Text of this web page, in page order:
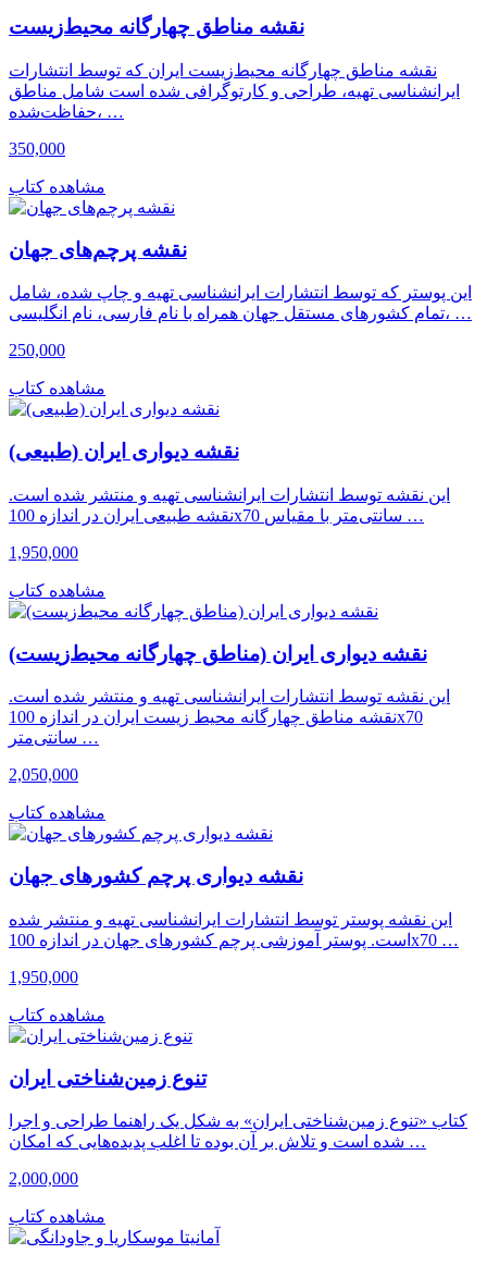
نقشه مناطق چهارگانه محیط‌زیست
نقشه مناطق چهارگانه محیط‌زیست ایران که توسط انتشارات
ایرانشناسی تهیه، طراحی و کارتوگرافی شده است شامل مناطق
حفاظت‌شده، …
350,000
مشاهده کتاب
نقشه پرچم‌های جهان
این پوستر که توسط انتشارات ایرانشناسی تهیه و چاپ شده، شامل
تمام کشورهای مستقل جهان همراه با نام فارسی، نام انگلیسی، …
250,000
مشاهده کتاب
نقشه دیواری ایران (طبیعی)
این نقشه توسط انتشارات ایرانشناسی تهیه و منتشر شده است.
نقشه طبیعی ایران در اندازه 100x70 سانتی‌متر با مقیاس …
1,950,000
مشاهده کتاب
نقشه دیواری ایران (مناطق چهارگانه محیط‌زیست)
این نقشه توسط انتشارات ایرانشناسی تهیه و منتشر شده است.
نقشه مناطق چهارگانه محیط زیست ایران در اندازه 100x70
سانتی‌متر …
2,050,000
مشاهده کتاب
نقشه دیواری پرچم کشورهای جهان
این نقشه پوستر توسط انتشارات ایرانشناسی تهیه و منتشر شده
است. پوستر آموزشی پرچم کشورهای جهان در اندازه 100x70 …
1,950,000
مشاهده کتاب
تنوع زمین‌شناختی ایران
کتاب «تنوع زمین‌شناختی ایران» به شکل یک راهنما طراحی و اجرا
شده است و تلاش بر آن بوده تا اغلب پدیده‌هایی که امکان …
2,000,000
مشاهده کتاب